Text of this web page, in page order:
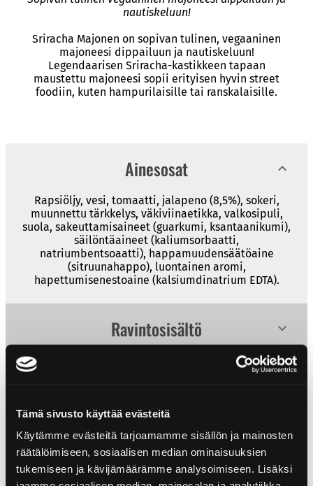
Tämä sivusto käyttää evästeitä
Käytämme evästeitä tarjoamamme sisällön ja mainosten
räätälöimiseen, sosiaalisen median ominaisuuksien
tukemiseen ja kävijämäärämme analysoimiseen. Lisäksi
nautiskeluun!
Sriracha Majonen on sopivan tulinen, vegaaninen
majoneesi dippailuun ja nautiskeluun!
Legendaarisen Sriracha-kastikkeen tapaan
maustettu majoneesi sopii erityisen hyvin street
foodiin, kuten hampurilaisille tai ranskalaisille.
Ainesosat
Rapsiöljy, vesi, tomaatti, jalapeno (8,5%), sokeri,
muunnettu tärkkelys, väkiviinaetikka, valkosipuli,
suola, sakeuttamisaineet (guarkumi, ksantaanikumi),
säilöntäaineet (kaliumsorbaatti,
natriumbentsoaatti), happamuudensäätöaine
(sitruunahappo), luontainen aromi,
hapettumisenestoaine (kalsiumdinatrium EDTA).
Ravintosisältö
Ravintosisältö
Rasvaa
40 g
– josta tyydyttyneitä
Hiilihydraatteja
12 g
Koko: 290 ml
EAN: 6430078920575
Herkullisen sopivia reseptejä